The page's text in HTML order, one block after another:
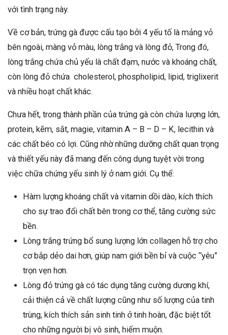
với tình trạng này.
Về cơ bản, trứng gà được cấu tạo bởi 4 yếu tố là mảng vỏ
bên ngoài, màng vỏ màu, lòng trắng và lòng đỏ, Trong đó,
lòng trắng chứa chủ yếu là chất đạm, nước và khoáng chất,
còn lòng đỏ chứa cholesterol, phospholipid, lipid, triglixerit
và nhiều hoạt chất khác.
Chưa hết, trong thành phần của trứng gà còn chứa lượng lớn,
protein, kẽm, sắt, magie, vitamin A – B – D – K, lecithin và
các chất béo có lợi. Cũng nhờ những dưỡng chất quan trọng
và thiết yếu này đã mang đến công dụng tuyệt vời trong
việc chữa chứng yếu sinh lý ở nam giới. Cụ thể:
Hàm lượng khoáng chất và vitamin dồi dào, kích thích
cho sự trao đổi chất bên trong cơ thể, tăng cường sức
bền.
Lòng trắng trứng bổ sung lượng lớn collagen hỗ trợ cho
cơ bắp dẻo dai hơn, giúp nam giới bền bỉ và cuộc “yêu”
trọn vẹn hơn.
Lòng đỏ trứng gà có tác dụng tăng cường dương khí,
cải thiện cả về chất lượng cũng như số lượng của tinh
trùng, kích thích sản sinh tinh ở tinh hoàn, đặc biệt tốt
cho những người bị vô sinh, hiếm muộn.